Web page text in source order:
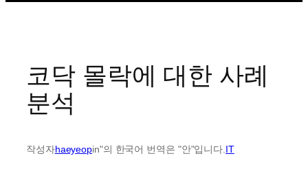
코닥 몰락에 대한 사례
분석
작성자haeyeopin"의 한국어 번역은 "안"입니다.IT